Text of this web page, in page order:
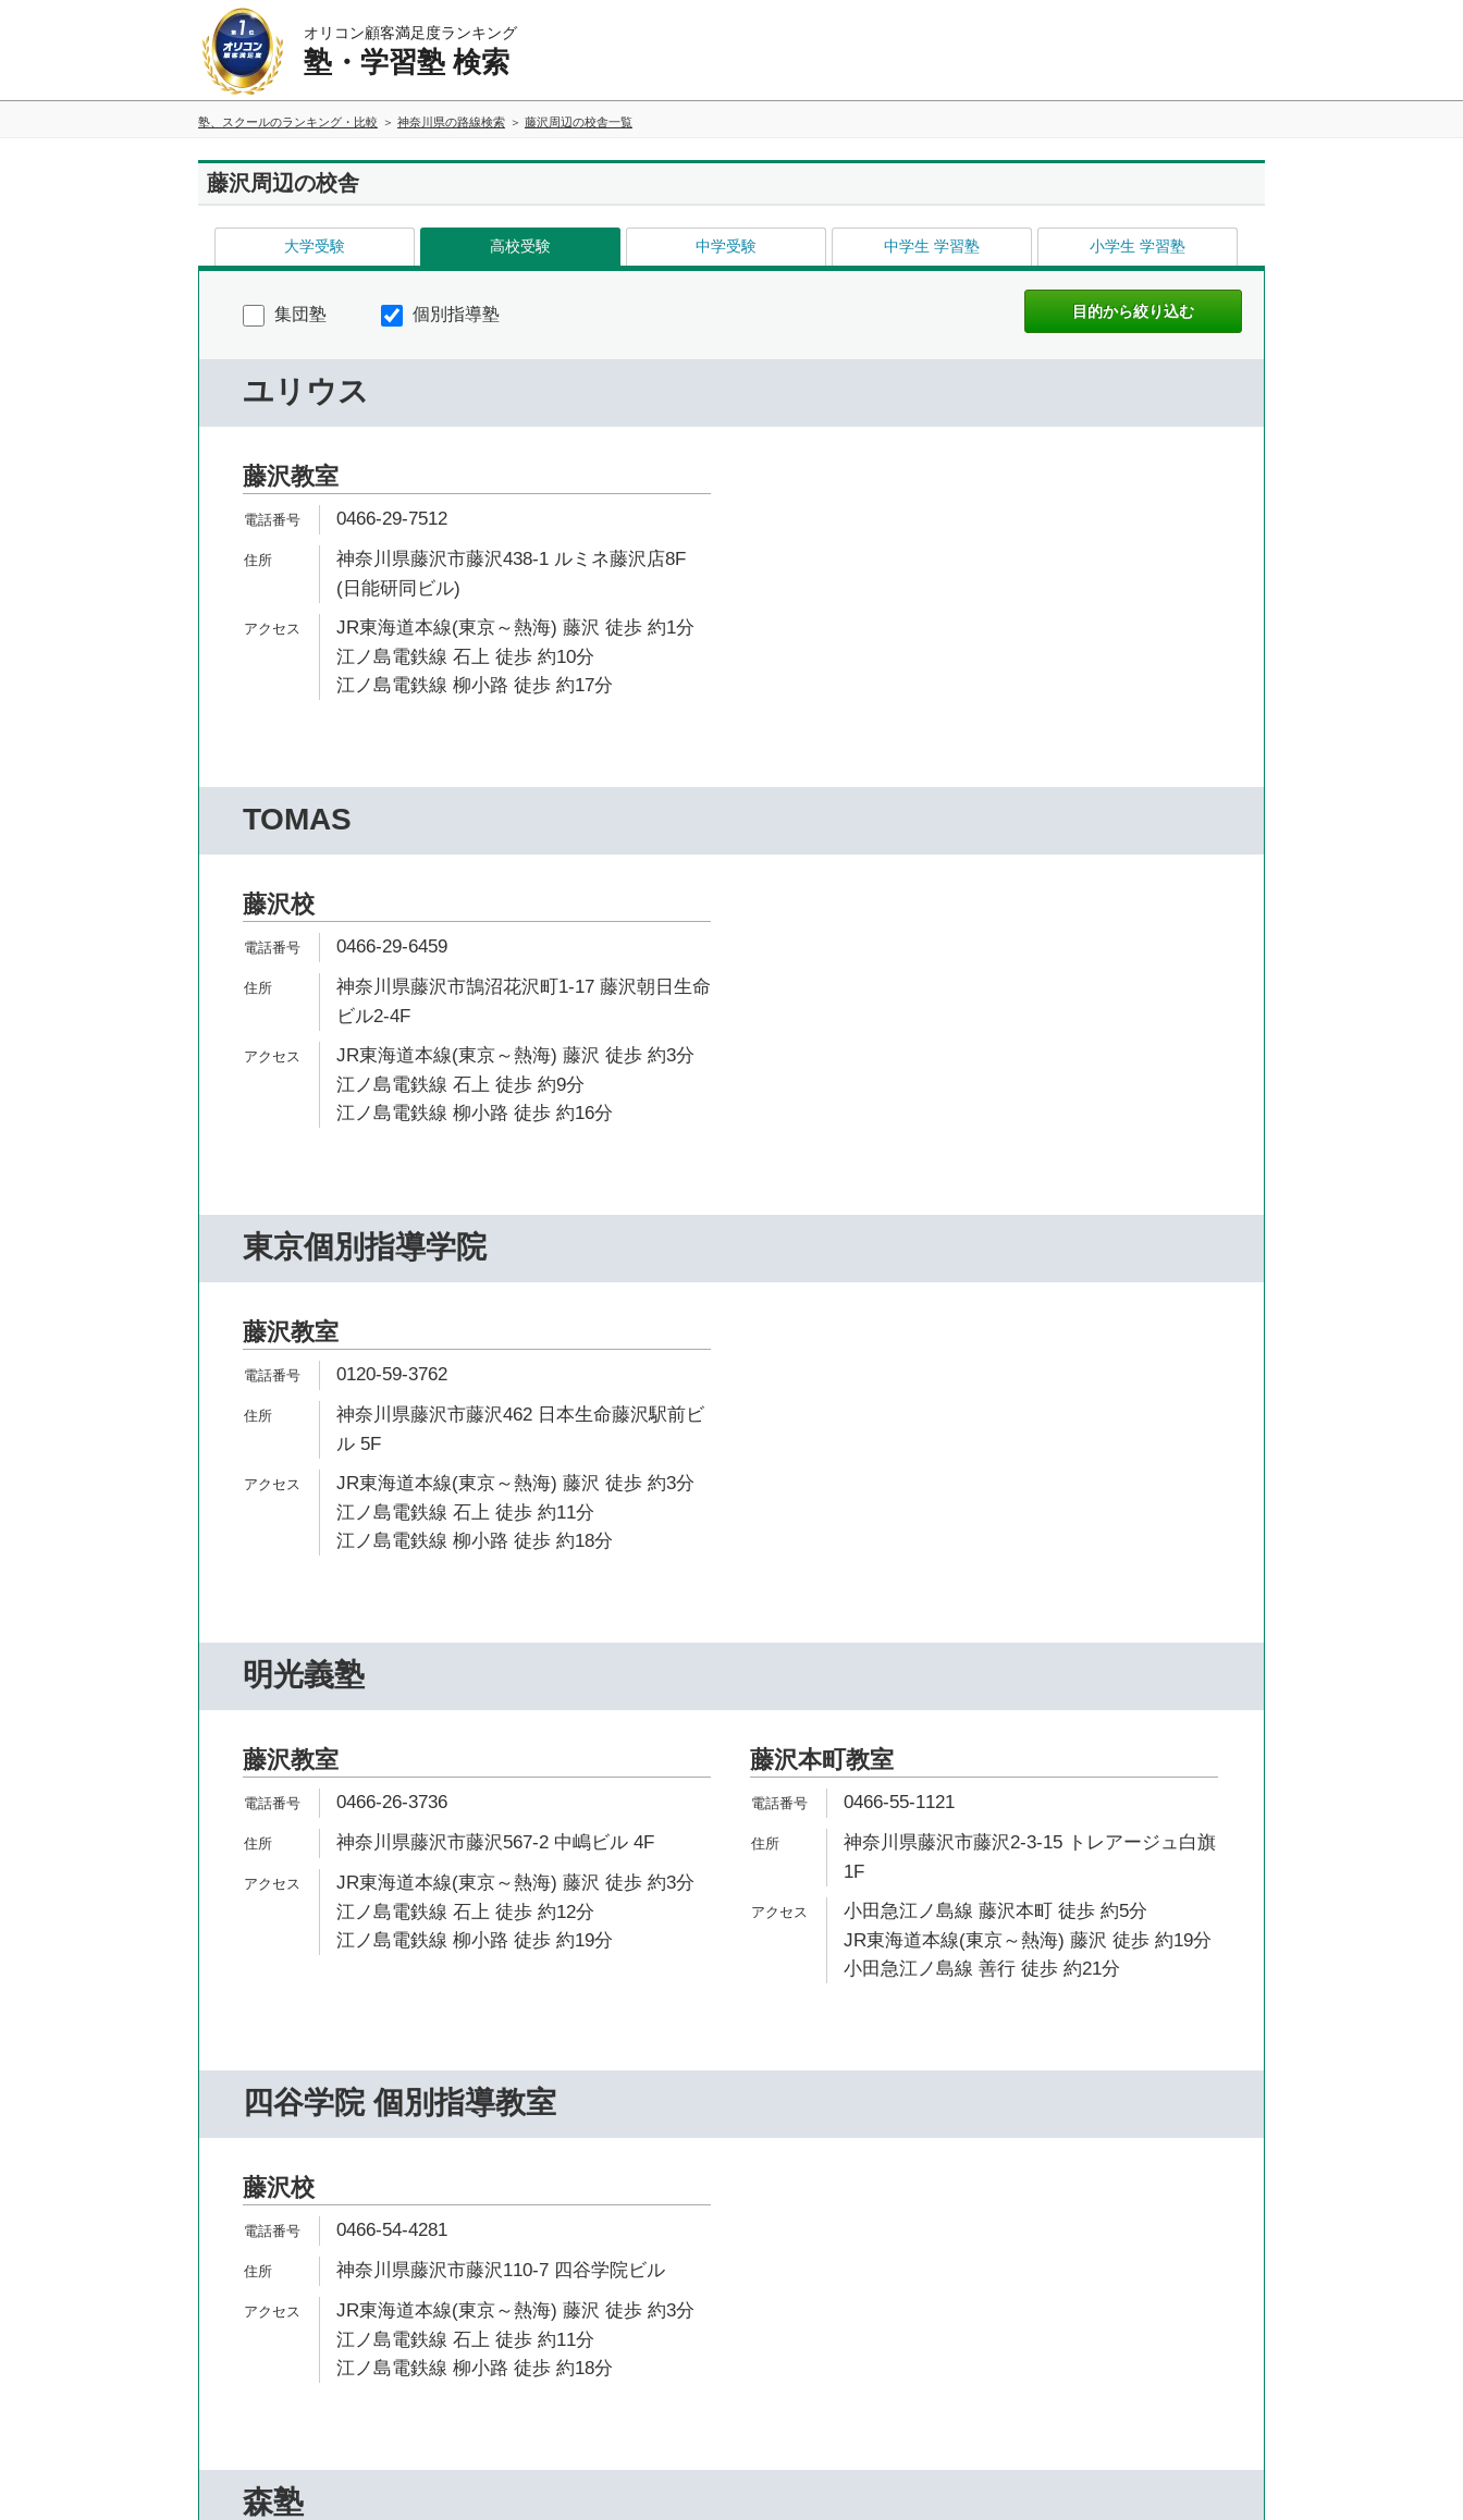
オリコン顧客満足度ランキング
塾・学習塾 検索
塾、スクールのランキング・比較 神奈川県の路線検索 藤沢周辺の校舎一覧
藤沢周辺の校舎
大学受験 高校受験 中学受験 中学生 学習塾 小学生 学習塾
集団塾 個別指導塾
ユリウス
藤沢教室
0466-29-7512
神奈川県藤沢市藤沢438-1 ルミネ藤沢店8F
(日能研同ビル)
JR東海道本線(東京～熱海) 藤沢 徒歩 約1分
江ノ島電鉄線 石上 徒歩 約10分
江ノ島電鉄線 柳小路 徒歩 約17分
TOMAS
藤沢校
0466-29-6459
神奈川県藤沢市鵠沼花沢町1-17 藤沢朝日生命
ビル2-4F
JR東海道本線(東京～熱海) 藤沢 徒歩 約3分
江ノ島電鉄線 石上 徒歩 約9分
江ノ島電鉄線 柳小路 徒歩 約16分
東京個別指導学院
藤沢教室
0120-59-3762
神奈川県藤沢市藤沢462 日本生命藤沢駅前ビ
ル 5F
JR東海道本線(東京～熱海) 藤沢 徒歩 約3分
江ノ島電鉄線 石上 徒歩 約11分
江ノ島電鉄線 柳小路 徒歩 約18分
明光義塾
藤沢教室
0466-26-3736
神奈川県藤沢市藤沢567-2 中嶋ビル 4F
JR東海道本線(東京～熱海) 藤沢 徒歩 約3分
江ノ島電鉄線 石上 徒歩 約12分
江ノ島電鉄線 柳小路 徒歩 約19分
藤沢本町教室
0466-55-1121
神奈川県藤沢市藤沢2-3-15 トレアージュ白旗
1F
小田急江ノ島線 藤沢本町 徒歩 約5分
JR東海道本線(東京～熱海) 藤沢 徒歩 約19分
小田急江ノ島線 善行 徒歩 約21分
四谷学院 個別指導教室
藤沢校
0466-54-4281
神奈川県藤沢市藤沢110-7 四谷学院ビル
JR東海道本線(東京～熱海) 藤沢 徒歩 約3分
江ノ島電鉄線 石上 徒歩 約11分
江ノ島電鉄線 柳小路 徒歩 約18分
森塾